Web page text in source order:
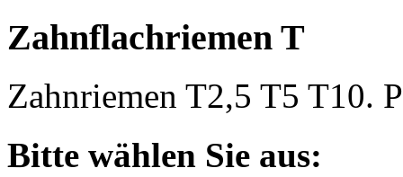
Zahnflachriemen T
Zahnriemen T2,5 T5 T10.
Bitte wählen Sie aus: